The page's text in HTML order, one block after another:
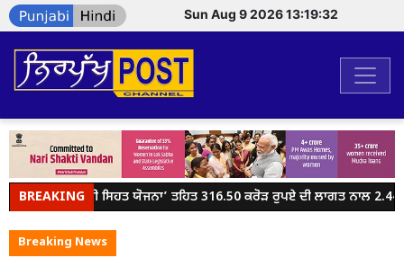
Sun Aug 9 2026 13:19:32
BREAKING
ਮੁੱਖ ਮੰਤਰੀ ਸਿਹਤ ਯੋਜਨਾ’ ਤਹਿਤ 316.50 ਕਰੋੜ ਰੁਪਏ ਦੀ ਲਾਗਤ ਨਾਲ
Breaking News